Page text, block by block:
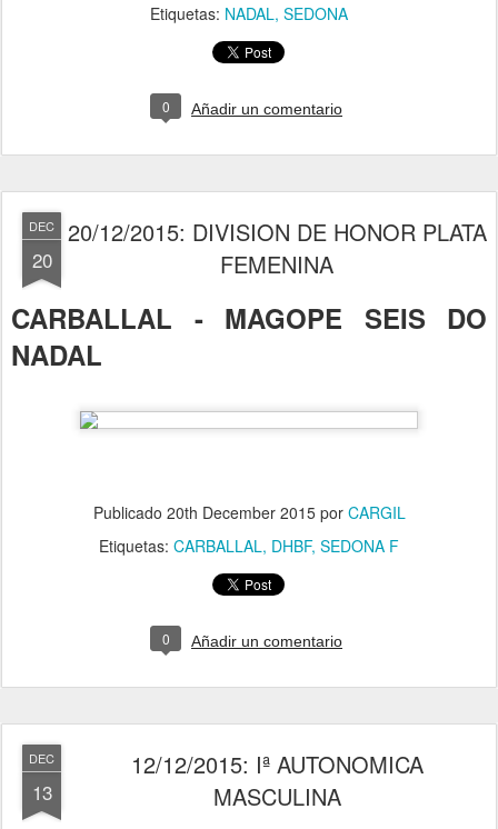
Etiquetas: NADAL SEDONA
0 Añadir un comentario
DEC
20
20/12/2015: DIVISION DE HONOR PLATA
FEMENINA
CARBALLAL - MAGOPE SEIS DO
NADAL
Publicado 20th December 2015por CARGIL
Etiquetas: CARBALLAL DHBF SEDONA F
0 Añadir un comentario
DEC
13
12/12/2015: Iª AUTONOMICA
MASCULINA